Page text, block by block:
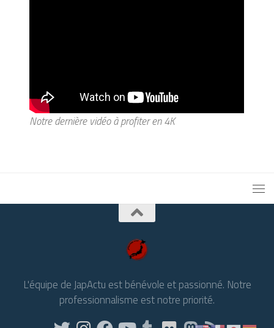
Notre dernière vidéo à profiter en 4K
L'équipe de JapActu est bénévole et passionné. Notre
professionnalisme est notre priorité.